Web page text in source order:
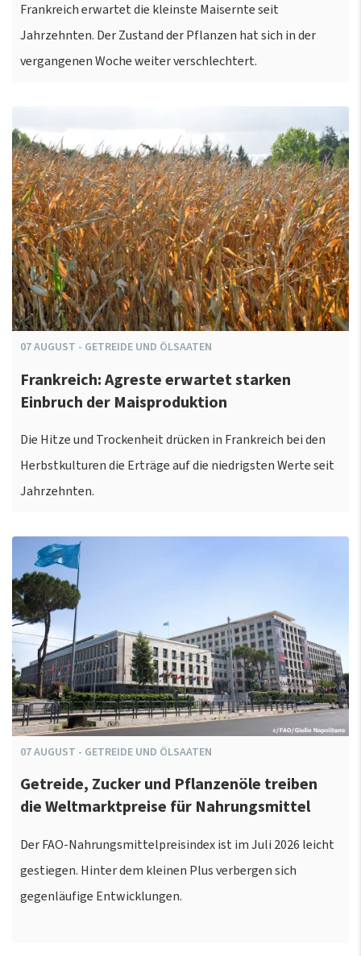
Frankreich erwartet die kleinste Maisernte seit
Jahrzehnten. Der Zustand der Pflanzen hat sich in der
vergangenen Woche weiter verschlechtert.
07AUGUST - GETREIDE UND ÖLSAATEN
Frankreich: Agreste erwartet starken
Einbruch der Maisproduktion
Die Hitze und Trockenheit drücken in Frankreich bei den
Herbstkulturen die Erträge auf die niedrigsten Werte seit
Jahrzehnten.
07AUGUST - GETREIDE UND ÖLSAATEN
Getreide, Zucker und Pflanzenöle treiben
die Weltmarktpreise für Nahrungsmittel
Der FAO-Nahrungsmittelpreisindex ist im Juli 2026 leicht
gestiegen. Hinter dem kleinen Plus verbergen sich
gegenläufige Entwicklungen.